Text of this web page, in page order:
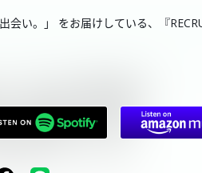
会い。」 をお届けしている、『